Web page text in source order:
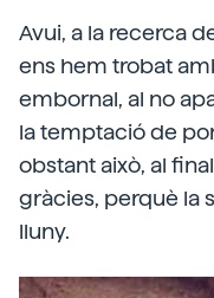
Avui, a la recerca
ens hem trobat
embornal, al no
la temptació de
obstant això, al
gràcies, perquè la
lluny.